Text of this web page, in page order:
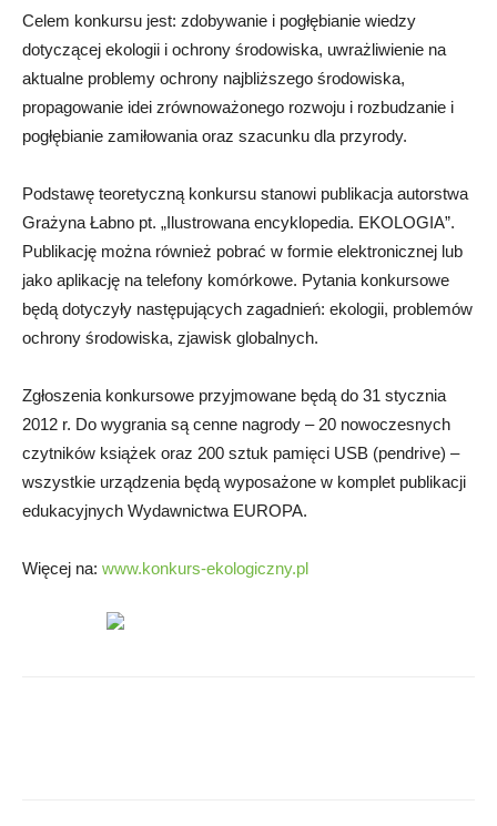
Celem konkursu jest: zdobywanie i pogłębianie wiedzy
dotyczącej ekologii i ochrony środowiska, uwrażliwienie na
aktualne problemy ochrony najbliższego środowiska,
propagowanie idei zrównoważonego rozwoju i rozbudzanie i
pogłębianie zamiłowania oraz szacunku dla przyrody.
Podstawę teoretyczną konkursu stanowi publikacja autorstwa
Grażyna Łabno pt. „Ilustrowana encyklopedia. EKOLOGIA”.
Publikację można również pobrać w formie elektronicznej lub
jako aplikację na telefony komórkowe. Pytania konkursowe
będą dotyczyły następujących zagadnień: ekologii, problemów
ochrony środowiska, zjawisk globalnych.
Zgłoszenia konkursowe przyjmowane będą do 31 stycznia
2012 r. Do wygrania są cenne nagrody – 20 nowoczesnych
czytników książek oraz 200 sztuk pamięci USB (pendrive) –
wszystkie urządzenia będą wyposażone w komplet publikacji
edukacyjnych Wydawnictwa EUROPA.
Więcej na: www.konkurs-ekologiczny.pl